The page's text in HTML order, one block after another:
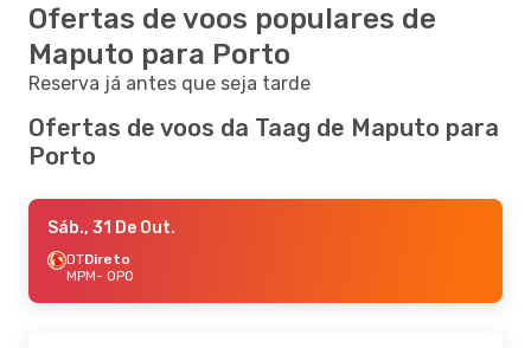
Ofertas de voos populares de
Maputo para Porto
Reserva já antes que seja tarde
Ofertas de voos da Taag de Maputo para
Porto
Sáb., 31 De Out.
DTDireto
MPM- OPO